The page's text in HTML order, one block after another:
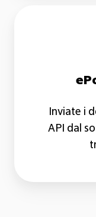
Inviate i
API dal